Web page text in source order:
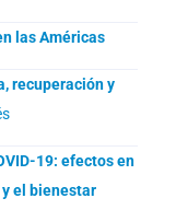
las Américas
recuperación y
19: efectos en
y el bienestar